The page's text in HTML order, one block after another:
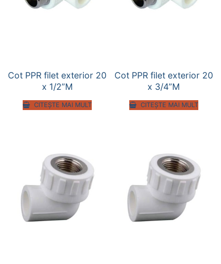
Cot PPR filet exterior 20
x 1/2”M
CITEȘTE MAI MULT
Cot PPR filet exterior 20
x 3/4”M
CITEȘTE MAI MULT